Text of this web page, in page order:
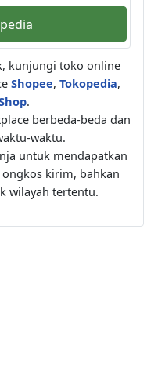
kunjungi toko online
Shopee, Tokopedia,
.
berbeda-beda dan
waktu.
untuk mendapatkan
kirim, bahkan
wilayah tertentu.